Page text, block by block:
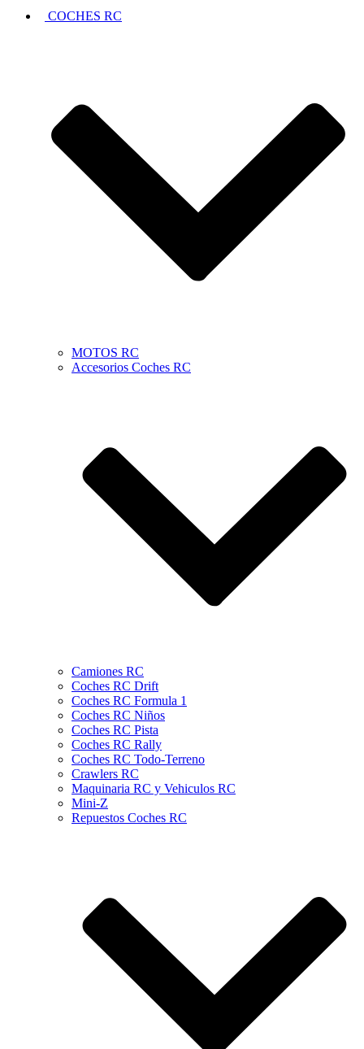
COCHES RC
MOTOS RC
Accesorios Coches RC
Camiones RC
Coches RC Drift
Coches RC Formula 1
Coches RC Niños
Coches RC Pista
Coches RC Rally
Coches RC Todo-Terreno
Crawlers RC
Maquinaria RC y Vehiculos RC
Mini-Z
Repuestos Coches RC